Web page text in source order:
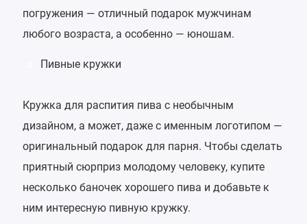
погружения — отличный подарок мужчинам
любого возраста, а особенно — юношам.
Пивные кружки
Кружка для распития пива с необычным
дизайном, а может, даже с именным логотипом —
оригинальный подарок для парня. Чтобы сделать
приятный сюрприз молодому человеку, купите
несколько баночек хорошего пива и добавьте к
ним интересную пивную кружку.